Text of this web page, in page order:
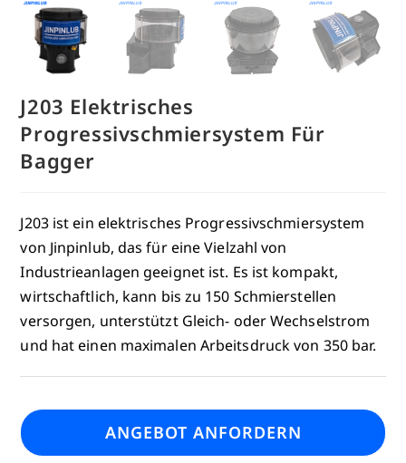
J203 Elektrisches
Progressivschmiersystem Für
Bagger
J203 ist ein elektrisches Progressivschmiersystem
von Jinpinlub, das für eine Vielzahl von
Industrieanlagen geeignet ist. Es ist kompakt,
wirtschaftlich, kann bis zu 150 Schmierstellen
versorgen, unterstützt Gleich- oder Wechselstrom
und hat einen maximalen Arbeitsdruck von 350 bar.
ANGEBOT ANFORDERN